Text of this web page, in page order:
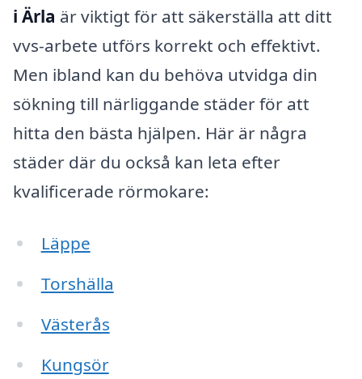
i Ärla är viktigt för att säkerställa att ditt
vvs-arbete utförs korrekt och effektivt.
Men ibland kan du behöva utvidga din
sökning till närliggande städer för att
hitta den bästa hjälpen. Här är några
städer där du också kan leta efter
kvalificerade rörmokare:
Läppe
Torshälla
Västerås
Kungsör